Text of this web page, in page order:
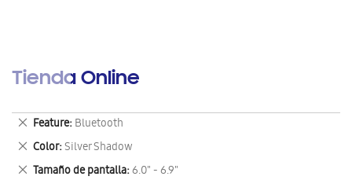
Tienda Online
Feature Bluetooth
Eliminar
este
artículo
Color Silver Shadow
Eliminar
este
Tamaño de pantalla 6.0" - 6.9"
Eliminar